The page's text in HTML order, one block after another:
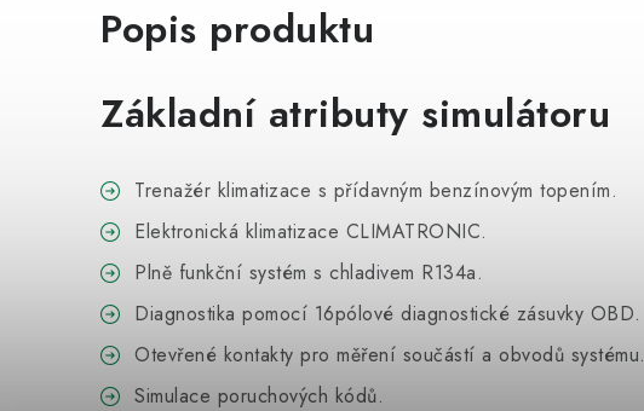
Popis produktu
Základní atributy simulátoru
Trenažér klimatizace s přídavným benzínovým topením.
Elektronická klimatizace CLIMATRONIC.
Plně funkční systém s chladivem R134a.
Diagnostika pomocí 16pólové diagnostické zásuvky OBD.
Otevřené kontakty pro měření součástí a obvodů systému.
Simulace poruchových kódů.